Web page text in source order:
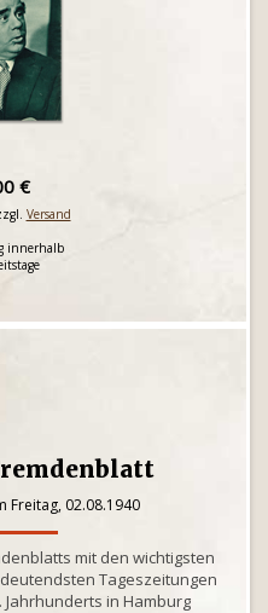
€
Versand
innerhalb
Freitag, 02.08.1940
mit den wichtigsten
Tageszeitungen
Jahrhunderts in Hamburg